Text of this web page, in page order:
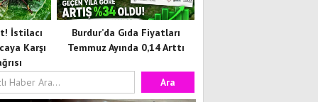
Burdur’da Gıda Fiyatları
Temmuz Ayında 0,14 Arttı
İstilacı
Karşı